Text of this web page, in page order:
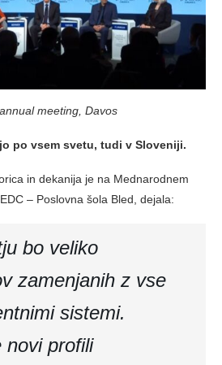
meeting, Davos
po vsem svetu, tudi v Sloveniji.
in dekanija je na Mednarodnem
– Poslovna šola Bled, dejala:
bo veliko
zamenjanih z vse
sistemi.
novi profili